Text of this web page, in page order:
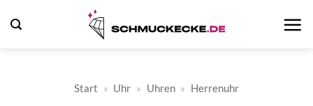
Inhalt
Start » Uhr » Uhren » Herrenuhr